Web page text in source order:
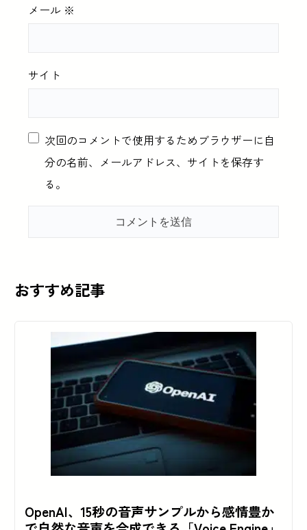
メール ※
サイト
次回のコメントで使用するためブラウザーに自
分の名前、メールアドレス、サイトを保存す
る。
おすすめ記事
OpenAI、15秒の音声サンプルから感情豊か